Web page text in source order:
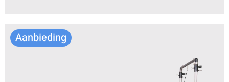
Aanbieding